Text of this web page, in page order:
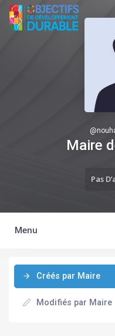
Skip to main content
TUNISIA ODD
@
Maire
Pas
Menu
Créés par Maire
Modifiés par Maire